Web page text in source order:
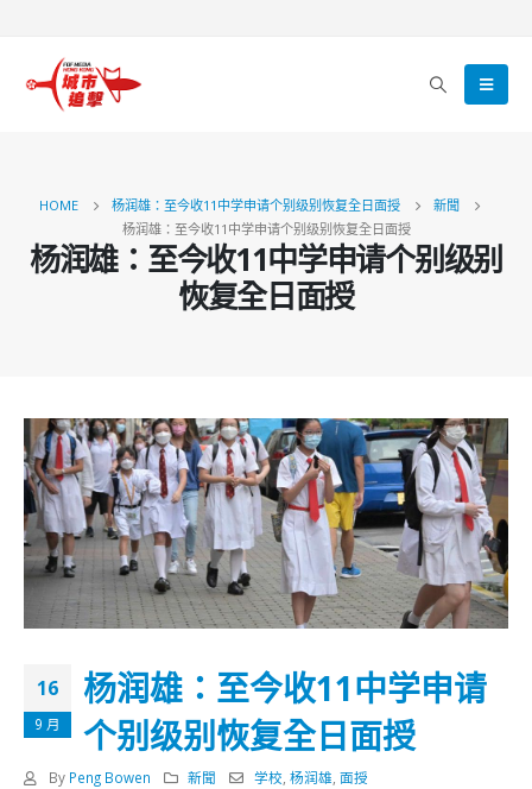
HOME 杨润雄：至今收11中学申请个别级别恢复全日面授
新聞
杨润雄：至今收11中学申请个别级别恢复全日面授
杨润雄：至今收11中学申请个别级别
恢复全日面授
16
9 月
杨润雄：至今收11中学申请
个别级别恢复全日面授
By Peng Bowen 新聞 学校,杨润雄,面授